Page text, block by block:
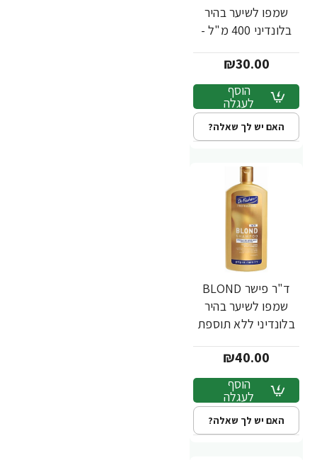
שמפו לשיער בהיר
בלונדיני 400 מ"ל -
₪30.00
הוסף
לעגלה
האם יש לך שאלה?
ד"ר פישר BLOND
שמפו לשיער בהיר
בלונדיני ללא תוספת
Dr. Fischer
₪40.00
הוסף
לעגלה
האם יש לך שאלה?